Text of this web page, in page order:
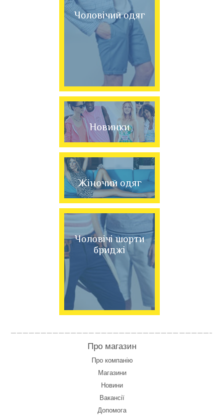
Чоловічий одяг
Новинки
Жіночий одяг
Чоловічі шорти
бриджі
Про магазин
Про компанію
Магазини
Новини
Вакансії
Допомога